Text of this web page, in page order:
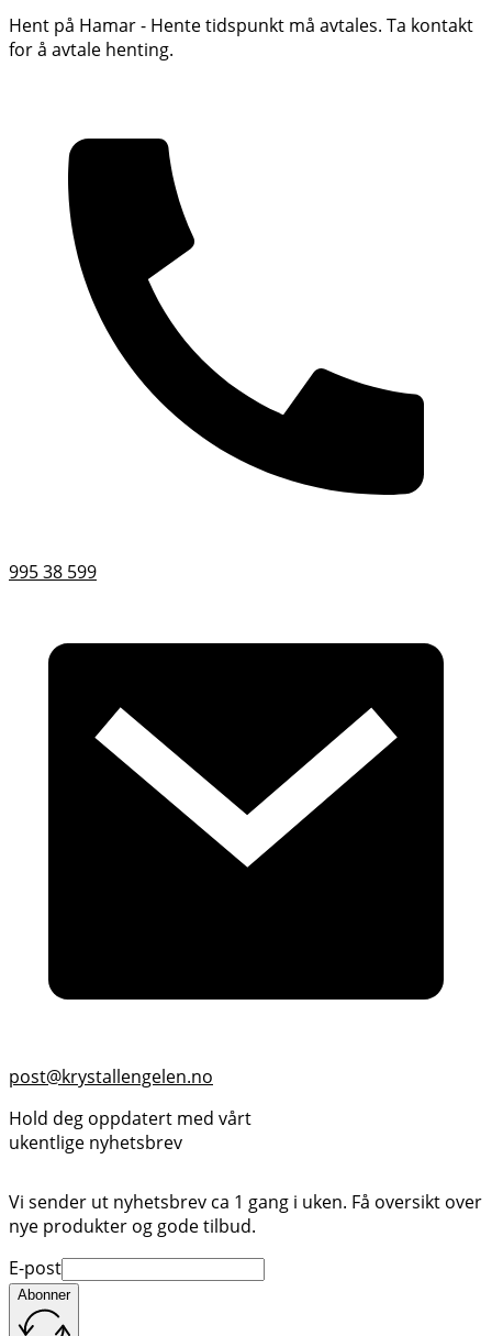
Hent på Hamar - Hente tidspunkt må avtales. Ta kontakt
for å avtale henting.
995 38 599
post@krystallengelen.no
Hold deg oppdatert med vårt
ukentlige nyhetsbrev
Vi sender ut nyhetsbrev ca 1 gang i uken. Få oversikt over
nye produkter og gode tilbud.
E-post
Abonner